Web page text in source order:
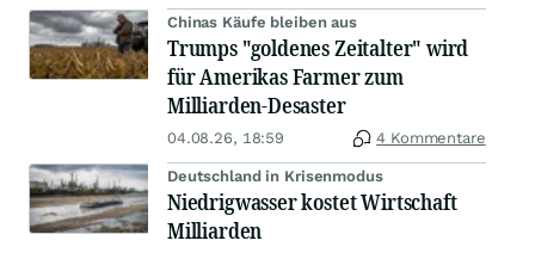
Chinas Käufe bleiben aus
Trumps "goldenes Zeitalter" wird
für Amerikas Farmer zum
Milliarden-Desaster
04.08.26, 18:59 4 Kommentare
Deutschland in Krisenmodus
Niedrigwasser kostet Wirtschaft
Milliarden